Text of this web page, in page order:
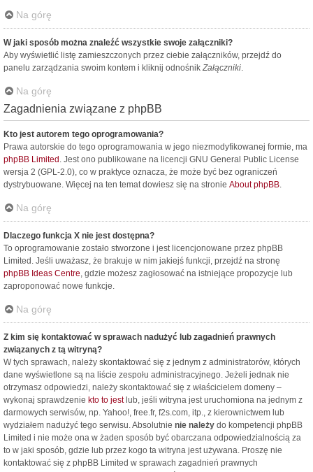
Na górę
W jaki sposób można znaleźć wszystkie swoje załączniki?
Aby wyświetlić listę zamieszczonych przez ciebie załączników, przejdź do
panelu zarządzania swoim kontem i kliknij odnośnik Załączniki.
Na górę
Zagadnienia związane z phpBB
Kto jest autorem tego oprogramowania?
Prawa autorskie do tego oprogramowania w jego niezmodyfikowanej formie, ma
phpBB Limited . Jest ono publikowane na licencji GNU General Public License
wersja 2 (GPL-2.0), co w praktyce oznacza, że może być bez ograniczeń
dystrybuowane. Więcej na ten temat dowiesz się na stronie About phpBB.
Na górę
Dlaczego funkcja X nie jest dostępna?
To oprogramowanie zostało stworzone i jest licencjonowane przez phpBB
Limited. Jeśli uważasz, że brakuje w nim jakiejś funkcji, przejdź na stronę
phpBB Ideas Centre, gdzie możesz zagłosować na istniejące propozycje lub
zaproponować nowe funkcje.
Na górę
Z kim się kontaktować w sprawach nadużyć lub zagadnień prawnych
związanych z tą witryną?
W tych sprawach, należy skontaktować się z jednym z administratorów, których
dane wyświetlone są na liście zespołu administracyjnego. Jeżeli jednak nie
otrzymasz odpowiedzi, należy skontaktować się z właścicielem domeny –
wykonaj sprawdzenie kto to jestlub, jeśli witryna jest uruchomiona na jednym z
darmowych serwisów, np. Yahoo!, free.fr, f2s.com, itp., z kierownictwem lub
wydziałem nadużyć tego serwisu. Absolutnie nie należy do kompetencji phpBB
Limited i nie może ona w żaden sposób być obarczana odpowiedzialnością za
to w jaki sposób, gdzie lub przez kogo ta witryna jest używana. Proszę nie
kontaktować się z phpBB Limited w sprawach zagadnień prawnych